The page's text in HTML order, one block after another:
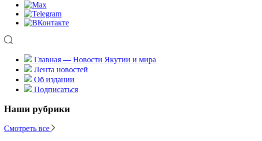
Главная — Новости Якутии и мира
Лента новостей
Об издании
Подписаться
Наши рубрики
Смотреть все